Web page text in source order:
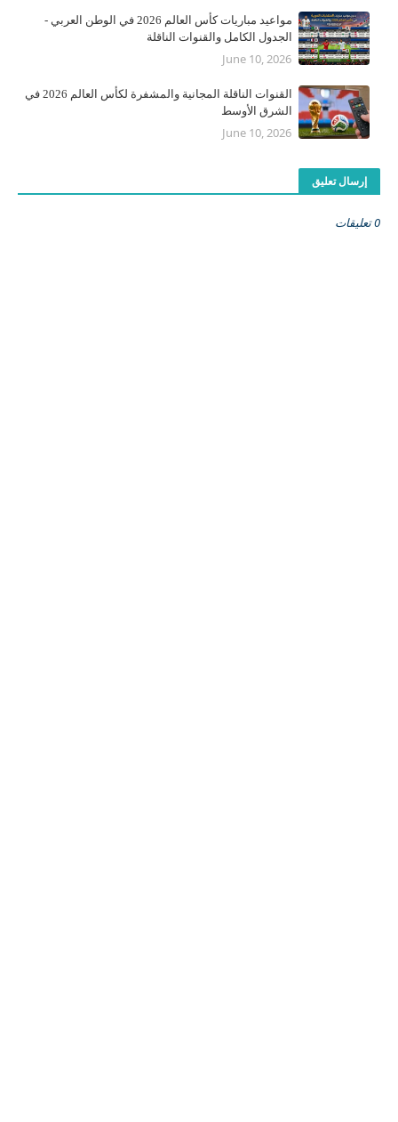
مواعيد مباريات كأس العالم 2026 في الوطن العربي -
الجدول الكامل والقنوات الناقلة
June 10, 2026
القنوات الناقلة المجانية والمشفرة لكأس العالم 2026 في
الشرق الأوسط
June 10, 2026
إرسال تعليق
0 تعليقات